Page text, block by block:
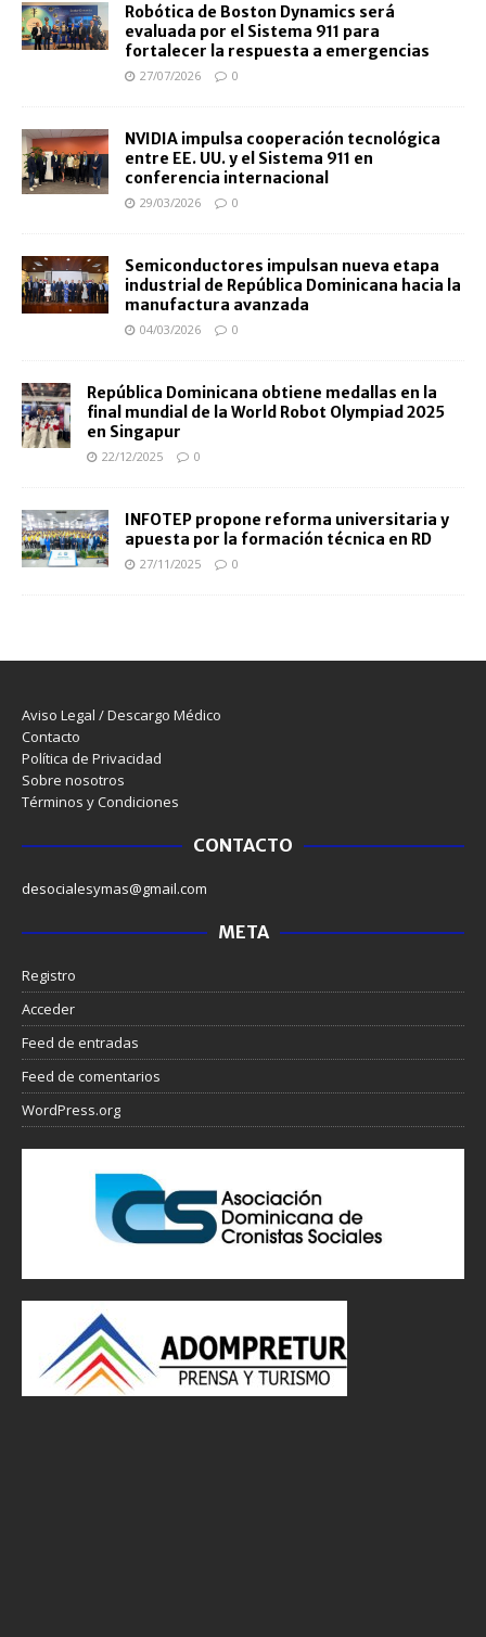
Robótica de Boston Dynamics será
evaluada por el Sistema 911 para
fortalecer la respuesta a emergencias
27/07/2026 0
NVIDIA impulsa cooperación tecnológica
entre EE. UU. y el Sistema 911 en
conferencia internacional
29/03/2026 0
Semiconductores impulsan nueva etapa
industrial de República Dominicana hacia la
manufactura avanzada
04/03/2026 0
República Dominicana obtiene medallas en la
final mundial de la World Robot Olympiad 2025
en Singapur
22/12/2025 0
INFOTEP propone reforma universitaria y
apuesta por la formación técnica en RD
27/11/2025 0
Aviso Legal / Descargo Médico
Contacto
Política de Privacidad
Sobre nosotros
Términos y Condiciones
CONTACTO
desocialesymas@gmail.com
META
Registro
Acceder
Feed de entradas
Feed de comentarios
WordPress.org